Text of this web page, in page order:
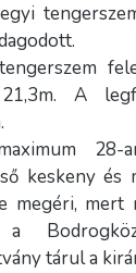
21,3m. A
28-
keskeny és
megéri, mert
a
tárul a